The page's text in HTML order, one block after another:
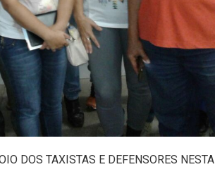
DOS TAXISTAS E DEFENSORES NESTA